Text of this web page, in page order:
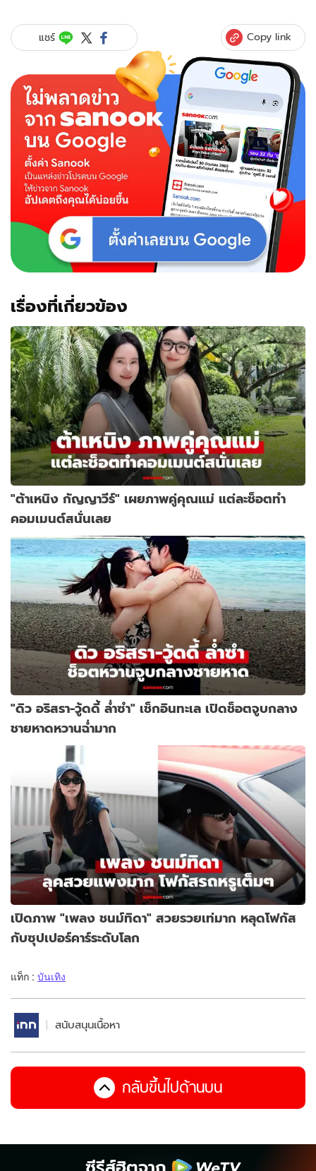
แชร์ Copy link
เรื่องที่เกี่ยวข้อง
"ต้าเหนิง กัญญาวีร์" เผยภาพคู่คุณแม่ แต่ละช็อตทำ
คอมเมนต์สนั่นเลย
"ดิว อริสรา-วู้ดดี้ ล่ำซำ" เช็กอินทะเล เปิดช็อตจูบกลาง
ชายหาดหวานฉ่ำมาก
เปิดภาพ "เพลง ชนม์ทิดา" สวยรวยเท่มาก หลุดโฟกัส
กับซุปเปอร์คาร์ระดับโลก
แท็ก : บันเทิง
สนับสนุนเนื้อหา
กลับขึ้นไปด้านบน